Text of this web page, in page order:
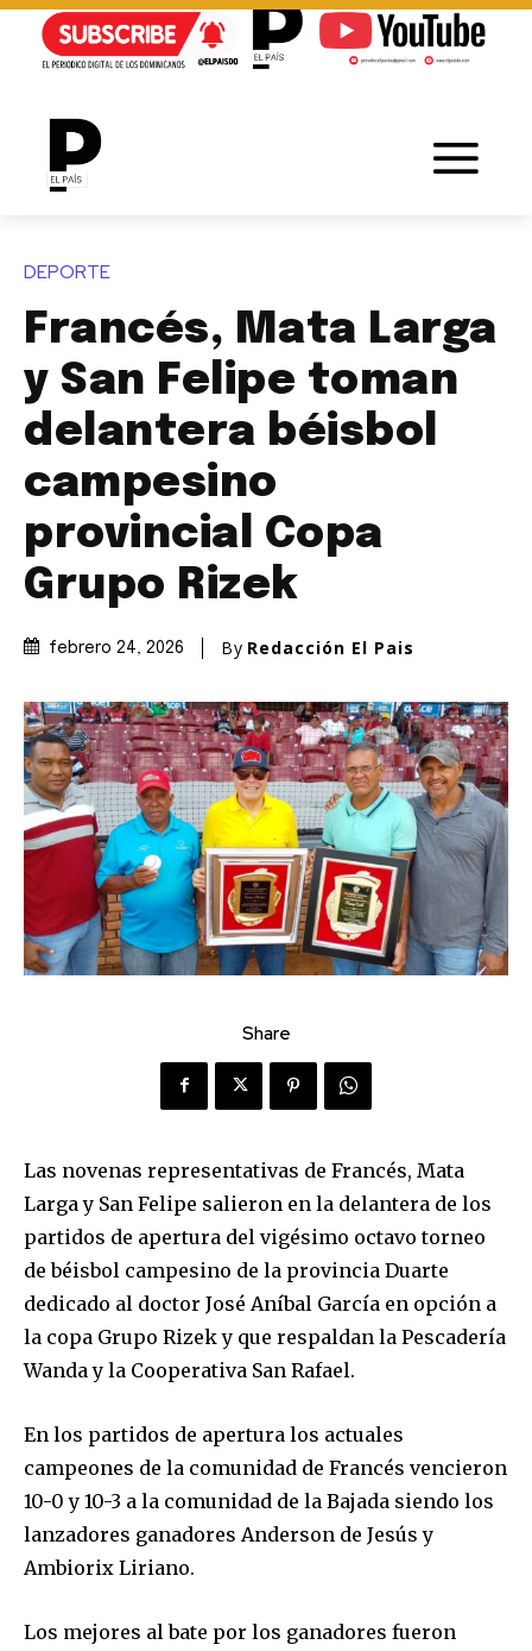
DEPORTE
Francés, Mata Larga
y San Felipe toman
delantera béisbol
campesino
provincial Copa
Grupo Rizek
febrero 24, 2026 By Redacción El Pais
Share
Las novenas representativas de Francés, Mata
Larga y San Felipe salieron en la delantera de los
partidos de apertura del vigésimo octavo torneo
de béisbol campesino de la provincia Duarte
dedicado al doctor José Aníbal García en opción a
la copa Grupo Rizek y que respaldan la Pescadería
Wanda y la Cooperativa San Rafael.
En los partidos de apertura los actuales
campeones de la comunidad de Francés vencieron
10-0 y 10-3 a la comunidad de la Bajada siendo los
lanzadores ganadores Anderson de Jesús y
Ambiorix Liriano.
Los mejores al bate por los ganadores fueron